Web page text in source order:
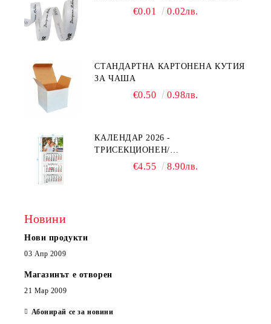
€0.01 0.02лв.
СТАНДАРТНА КАРТОНЕНА КУТИЯ
ЗА ЧАША
€0.50 0.98лв.
КАЛЕНДАР 2026 -
ТРИСЕКЦИОНЕН/
ЕДНОСЕКЦИОНЕН
€4.55 8.90лв.
Новини
Нови продукти
03 Апр 2009
Магазинът е отворен
21 Мар 2009
Абонирай се за новини